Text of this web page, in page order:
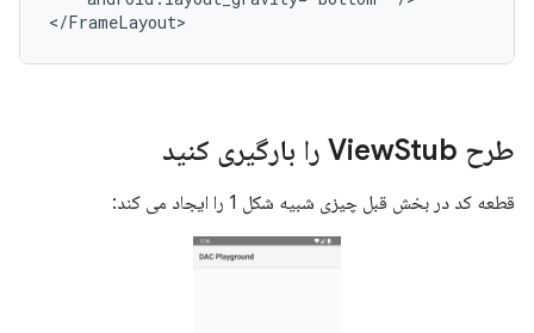
</FrameLayout>
طرح View Stub را بارگیری کنید
قطعه کد در بخش قبل چیزی شبیه شکل 1 را ایجاد می کند: